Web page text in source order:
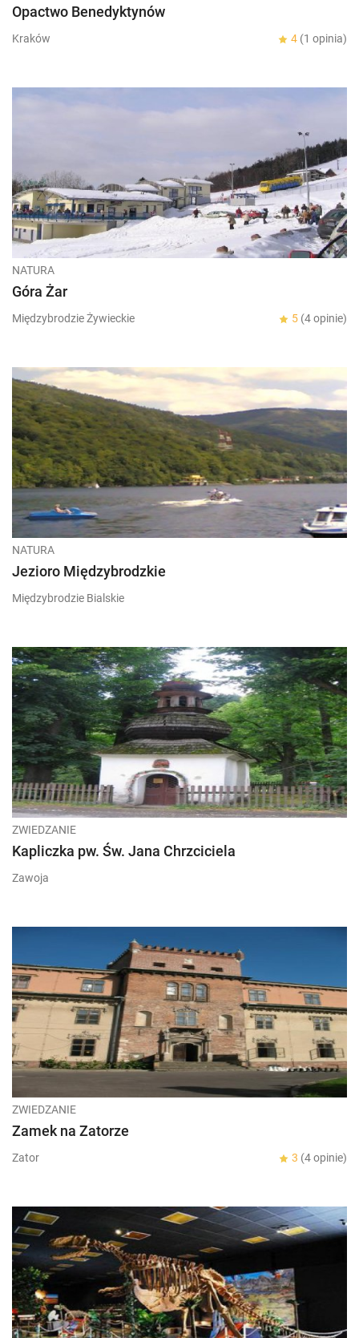
Opactwo Benedyktynów
Kraków 4 (1 opinia)
NATURA
Góra Żar
Międzybrodzie Żywieckie 5 (4 opinie)
NATURA
Jezioro Międzybrodzkie
Międzybrodzie Bialskie
ZWIEDZANIE
Kapliczka pw. Św. Jana Chrzciciela
Zawoja
ZWIEDZANIE
Zamek na Zatorze
Zator 3 (4 opinie)